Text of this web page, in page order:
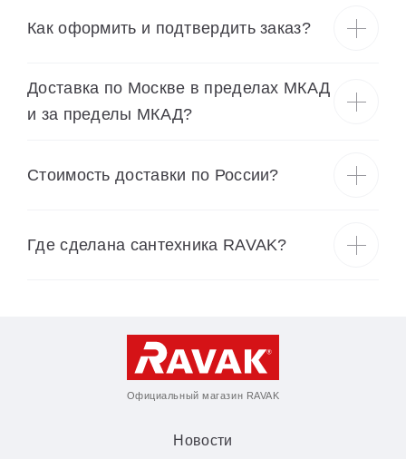
Как оформить и подтвердить заказ?
Доставка по Москве в пределах МКАД
и за пределы МКАД?
Cтоимость доставки по России?
Где сделана сантехника RAVAK?
Официальный магазин RAVAK
Новости